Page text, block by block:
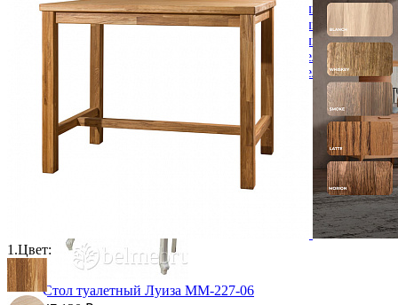
Шкафы 2-х дверные для одежды и белья
Шкафы 3-х дверные для одежды и белья
Шкафы 4-х дверные для одежды и белья
Шкафы 5-ти дверные для одежды и белья
Шкафы 6-ти дверные для одежды и белья
Шкафы купе для одежды и белья
Шкафы угловые для одежды и белья
Ящики и короба
Стол туалетный Луиза ММ-227-06
1.Цвет: